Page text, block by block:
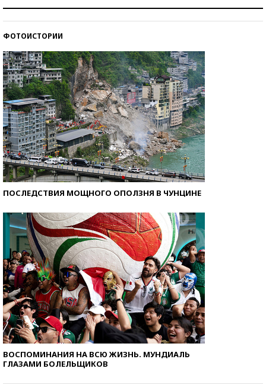
ФОТОИСТОРИИ
ПОСЛЕДСТВИЯ МОЩНОГО ОПОЛЗНЯ В ЧУНЦИНЕ
ВОСПОМИНАНИЯ НА ВСЮ ЖИЗНЬ. МУНДИАЛЬ
ГЛАЗАМИ БОЛЕЛЬЩИКОВ